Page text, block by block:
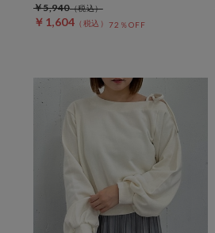
￥1,604 72％OFF
￥5,940